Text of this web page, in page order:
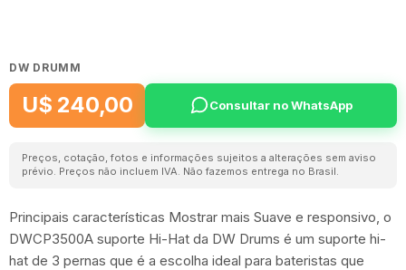
DW DRUMM
U$ 240,00 Consultar no WhatsApp
Preços, cotação, fotos e informações sujeitos a alterações sem aviso
prévio. Preços não incluem IVA. Não fazemos entrega no Brasil.
Principais características Mostrar mais Suave e responsivo, o
DWCP3500A suporte Hi-Hat da DW Drums é um suporte hi-
hat de 3 pernas que é a escolha ideal para bateristas que